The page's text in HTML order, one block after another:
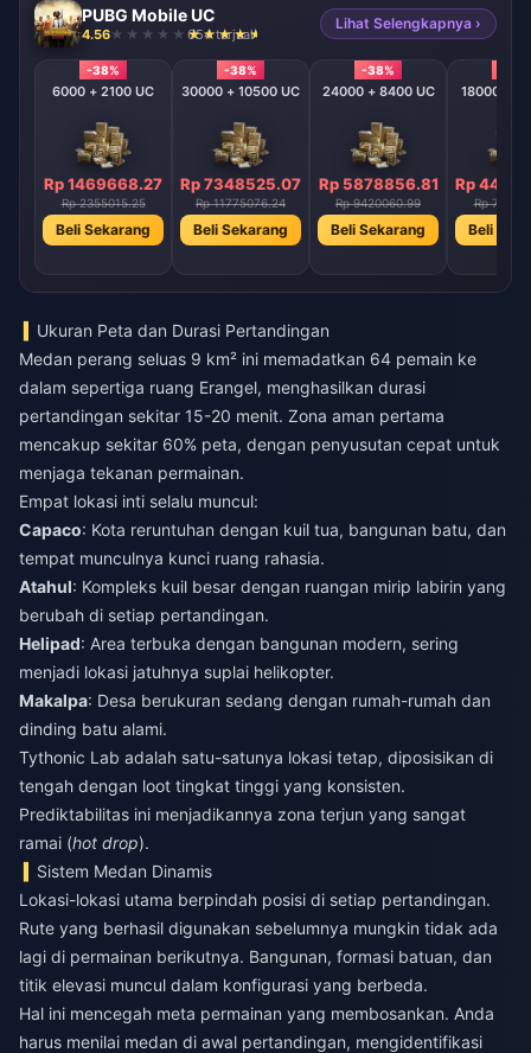
PUBG Mobile UC
4.56 654 terjual
Lihat Selengkapnya ›
-38%
6000 + 2100 UC
Rp 1469668.27
Rp 2355015.25
Beli Sekarang
-38%
30000 + 10500 UC
Rp 7348525.07
Rp 11775076.24
Beli Sekarang
-38%
24000 + 8400 UC
Rp 5878856.81
Rp 9420060.99
Beli Sekarang
18000 +
Rp
Rp
Beli
Ukuran Peta dan Durasi Pertandingan
Medan perang seluas 9 km² ini memadatkan 64 pemain ke
dalam sepertiga ruang Erangel, menghasilkan durasi
pertandingan sekitar 15-20 menit. Zona aman pertama
mencakup sekitar 60% peta, dengan penyusutan cepat untuk
menjaga tekanan permainan.
Empat lokasi inti selalu muncul:
Capaco: Kota reruntuhan dengan kuil tua, bangunan batu, dan
tempat munculnya kunci ruang rahasia.
Atahul: Kompleks kuil besar dengan ruangan mirip labirin yang
berubah di setiap pertandingan.
Helipad: Area terbuka dengan bangunan modern, sering
menjadi lokasi jatuhnya suplai helikopter.
Makalpa: Desa berukuran sedang dengan rumah-rumah dan
dinding batu alami.
Tythonic Lab adalah satu-satunya lokasi tetap, diposisikan di
tengah dengan loot tingkat tinggi yang konsisten.
Prediktabilitas ini menjadikannya zona terjun yang sangat
ramai (hot drop).
Sistem Medan Dinamis
Lokasi-lokasi utama berpindah posisi di setiap pertandingan.
Rute yang berhasil digunakan sebelumnya mungkin tidak ada
lagi di permainan berikutnya. Bangunan, formasi batuan, dan
titik elevasi muncul dalam konfigurasi yang berbeda.
Hal ini mencegah meta permainan yang membosankan. Anda
harus menilai medan di awal pertandingan, mengidentifikasi